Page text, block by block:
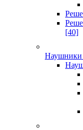
[40]
Наушники